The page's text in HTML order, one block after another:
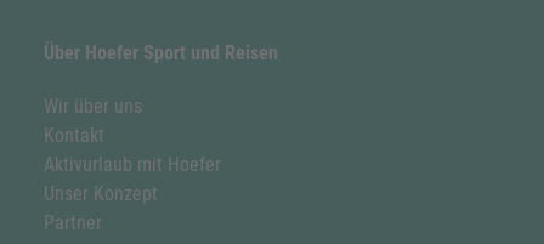
Über Hoefer Sport und Reisen
Wir über uns
Kontakt
Aktivurlaub mit Hoefer
Unser Konzept
Partner